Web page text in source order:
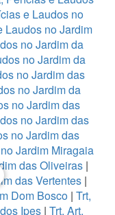
e Laudos no
Laudos no Jardim
no Jardim da
no Jardim da
no Jardim das
no Jardim da
no Jardim das
no Jardim das
no Jardim das
Jardim Miragaia
das Oliveiras|
das Vertentes|
Dom Bosco| Trt,
Ipes | Trt, Art,